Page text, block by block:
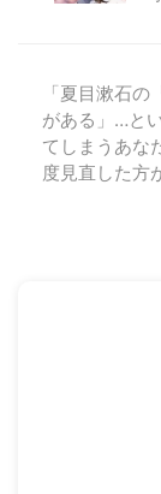
「夏目漱石
がある」…と
てしまうあな
度見直した方